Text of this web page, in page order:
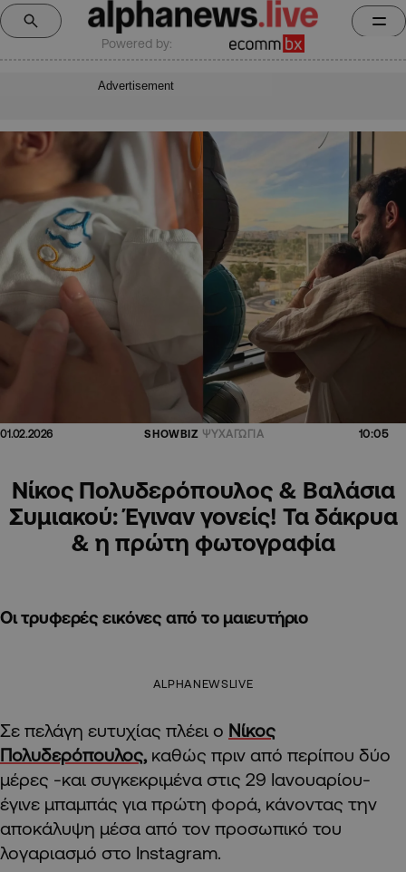
Powered by:
Advertisement
01.02.2026 SHOWBIZ ΨΥΧΑΓΩΓΙΑ 10:05
Νίκος Πολυδερόπουλος & Βαλάσια
Συμιακού: Έγιναν γονείς! Τα δάκρυα
& η πρώτη φωτογραφία
Οι τρυφερές εικόνες από το μαιευτήριο
ALPHANEWSLIVE
Σε πελάγη ευτυχίας πλέει ο Νίκος
Πολυδερόπουλος, καθώς πριν από περίπου δύο
μέρες -και συγκεκριμένα στις 29 Ιανουαρίου-
έγινε μπαμπάς για πρώτη φορά, κάνοντας την
αποκάλυψη μέσα από τον προσωπικό του
λογαριασμό στο Instagram.